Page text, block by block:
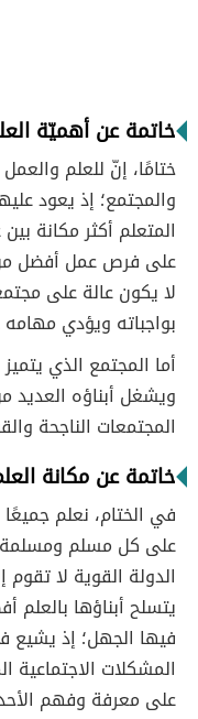
خاتمة عن أهميّة
ختامًا، إنّ للعلم
والمجتمع؛ إذ يعود
المتعلم أكثر مكانة
على فرص عمل أفضل من
لا يكون عالة على
بواجباته ويؤدي
أما المجتمع الذي
ويشغل أبناؤه العديد
المجتمعات الناجحة
خاتمة عن مكانة
في الختام، نعلم
على كل مسلم
الدولة القوية لا تقوم
يتسلح أبناؤها
فيها الجهل؛ إذ يشيع
المشكلات الاجتماعية
على معرفة وفهم